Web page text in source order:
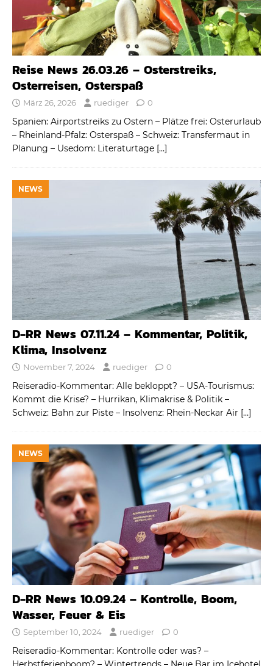
Reise News 26.03.26 – Osterstreiks,
Osterreisen, Osterspaß
März 26, 2026 ruediger 0
Spanien: Airportstreiks zu Ostern – Plätze frei: Osterurlaub
– Rheinland-Pfalz: Osterspaß – Schweiz: Transfermaut in
Planung – Usedom: Literaturtage […]
NEWS
D-RR News 07.11.24 – Kommentar, Politik,
Klima, Insolvenz
November 7, 2024 ruediger 0
Reiseradio-Kommentar: Alle bekloppt? – USA-Tourismus:
Kommt die Krise? – Hurrikan, Klimakrise & Politik –
Schweiz: Bahn zur Piste – Insolvenz: Rhein-Neckar Air […]
NEWS
D-RR News 10.09.24 – Kontrolle, Boom,
Wasser, Feuer & Eis
September 10, 2024 ruediger 0
Reiseradio-Kommentar: Kontrolle oder was? –